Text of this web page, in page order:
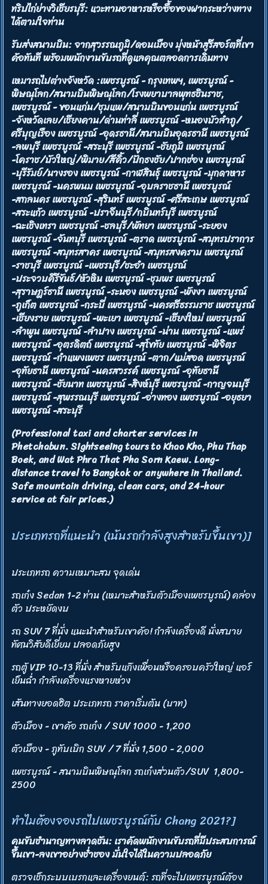
ทริปไก่ย่างวิเชียรบุรี: แวะทานอาหารหรือซื้อของฝากระหว่างทาง
ได้ตามใจท่าน
รับส่งสนามบิน: จากสุวรรณภูมิ/ดอนเมือง มุ่งหน้าสู่รีสอร์ตที่เขา
ค้อทันที พร้อมพนักงานขับรถที่ดูแลคุณตลอดการเดินทาง
เหมารถไปต่างจังหวัด :เพชรบูรณ์ - กรุงเทพฯ, เพชรบูรณ์ -
พิษณุโลก/สนามบินพิษณุโลก/โรงพยาบาลพุทธชินราช,
เพชรบูรณ์ - ขอนแก่น/ชุมแพ/สนามบินขอนแก่น เพชรบูรณ์
-จังหวัดเลย/เชียงคาน/ด่านท่าลี่ เพชรบูรณ์ -หนองบัวลำภู/
ศรีบุญเรือง เพชรบูรณ์ -อุดรธานี/สนามบินอุดรธานี เพชรบูรณ์
-ลพบุรี เพชรบูรณ์ -สระบุรี เพชรบูรณ์ -ชัยภูมิ เพชรบูรณ์
-โคราช/บัวใหญ่/พิมาย/สีคิ้ว/ปักธงชัย/ปากช่อง เพชรบูรณ์
-บุรีรัมย์/นางรอง เพชรบูรณ์ -กาฬสินธุ์ เพชรบูรณ์ -มุกดาหาร
เพชรบูรณ์ -นครพนม เพชรบูรณ์ -อุบลราชธานี เพชรบูรณ์
-สกลนคร เพชรบูรณ์ -สุรินทร์ เพชรบูรณ์ -ศรีสะเกษ เพชรบูรณ์
-สระแก้ว เพชรบูรณ์ -ปราจีนบุรี/กบินทร์บุรี เพชรบูรณ์
-ฉะเชิงเทรา เพชรบูรณ์ -ชลบุรี/พัทยา เพชรบูรณ์ -ระยอง
เพชรบูรณ์ -จันทบุรี เพชรบูรณ์ -ตราด เพชรบูรณ์ -สมุทรปราการ
เพชรบูรณ์ -สมุทรสาคร เพชรบูรณ์ -สมุทรสงคราม เพชรบูรณ์
-ราชบุรี เพชรบูรณ์ -เพชรบุรี/ชะอำ เพชรบูรณ์
-ประจวบคีรีขันธ์/หัวหิน เพชรบูรณ์ -ชุมพร เพชรบูรณ์
-สุราษฎร์ธานี เพชรบูรณ์ -ระนอง เพชรบูรณ์ -พังงา เพชรบูรณ์
-ภูเก็ต เพชรบูรณ์ -กระบี่ เพชรบูรณ์ -นครศรีธรรมราช เพชรบูรณ์
-เชียงราย เพชรบูรณ์ -พะเยา เพชรบูรณ์ -เชียงใหม่ เพชรบูรณ์
-ลำพูน เพชรบูรณ์ -ลำปาง เพชรบูรณ์ -น่าน เพชรบูรณ์ -แพร่
เพชรบูรณ์ -อุตรดิตถ์ เพชรบูรณ์ -สุโขทัย เพชรบูรณ์ -พิจิตร
เพชรบูรณ์ -กำแพงเพชร เพชรบูรณ์ -ตาก/แม่สอด เพชรบูรณ์
-อุทัยธานี เพชรบูรณ์ -นครสวรรค์ เพชรบูรณ์ -อุทัยธานี
เพชรบูรณ์ -ชัยนาท เพชรบูรณ์ -สิงห์บุรี เพชรบูรณ์ -กาญจนบุรี
เพชรบูรณ์ -สุพรรณบุรี เพชรบูรณ์ -อ่างทอง เพชรบูรณ์ -อยุธยา
เพชรบูรณ์ -สระบุรี
(Professional taxi and charter services in
Phetchabun. Sightseeing tours to Khao Kho, Phu Thap
Boek, and Wat Phra That Pha Sorn Kaew. Long-
distance travel to Bangkok or anywhere in Thailand.
Safe mountain driving, clean cars, and 24-hour
service at fair prices.)
ประเภทรถที่แนะนำ (เน้นรถกำลังสูงสำหรับขึ้นเขา)]
ประเภทรถ ความเหมาะสม จุดเด่น
รถเก๋ง Sedan 1-2 ท่าน (เหมาะสำหรับตัวเมืองเพชรบูรณ์) คล่อง
ตัว ประหยัดงบ
รถ SUV 7 ที่นั่ง แนะนำสำหรับเขาค้อ! กำลังเครื่องดี นั่งสบาย
ทัศนวิสัยดีเยี่ยม ปลอดภัยสูง
รถตู้ VIP 10-13 ที่นั่ง สำหรับแก๊งเพื่อนหรือครอบครัวใหญ่ แอร์
เย็นฉ่ำ กำลังเครื่องแรงหายห่วง
เส้นทางยอดฮิต ประเภทรถ ราคาเริ่มต้น (บาท)
ตัวเมือง - เขาค้อ รถเก๋ง / SUV 1000 - 1,200
ตัวเมือง - ภูทับเบิก SUV / 7 ที่นั่ง 1,500 - 2,000
เพชรบูรณ์ - สนามบินพิษณุโลก รถเก๋งส่วนตัว/SUV 1,800-
2500
ทำไมต้องจองรถไปเพชรบูรณ์กับ Chang 2021?]
คนขับชำนาญทางลาดชัน: เราคัดพนักงานขับรถที่มีประสบการณ์
ขึ้นเขา-ลงเขาอย่างช่ำชอง มั่นใจได้ในความปลอดภัย
ตรวจเช็กระบบเบรกและเครื่องยนต์: รถที่จะไปเพชรบูรณ์ต้อง